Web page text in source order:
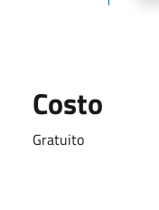
Costo
Gratuito